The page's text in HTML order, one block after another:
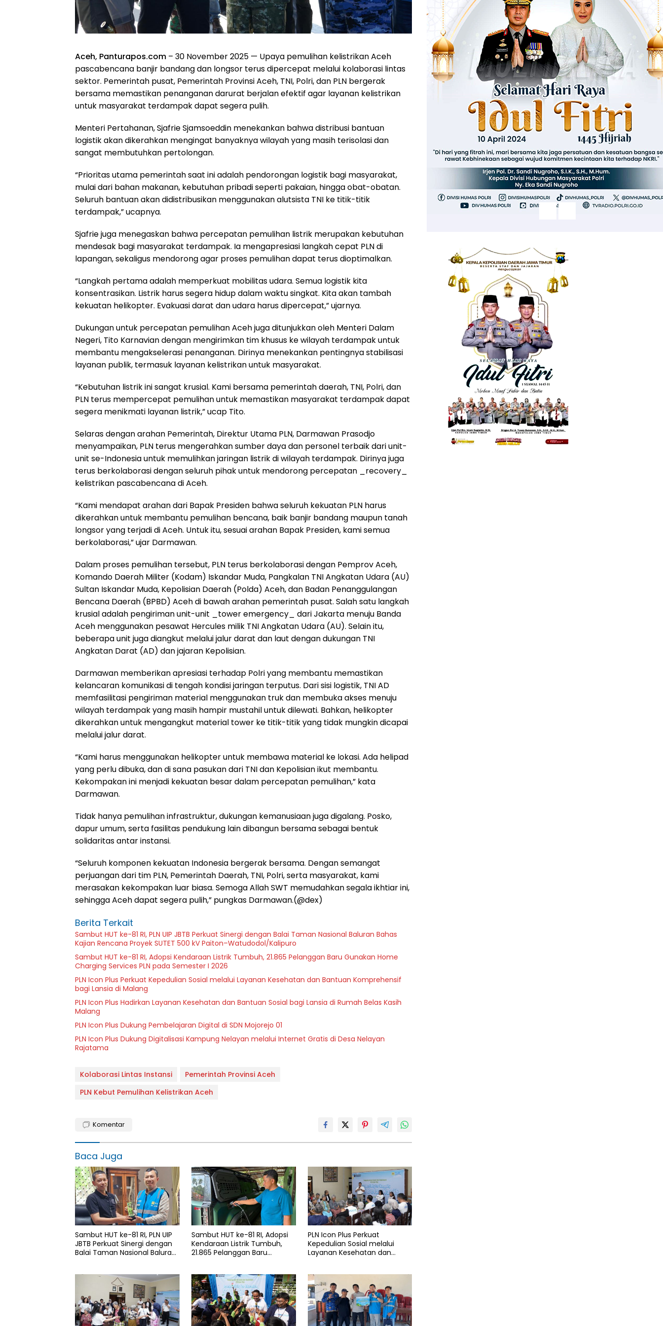
Aceh, Panturapos.com – 30 November 2025 — Upaya pemulihan kelistrikan Aceh
pascabencana banjir bandang dan longsor terus dipercepat melalui kolaborasi lintas
sektor. Pemerintah pusat, Pemerintah Provinsi Aceh, TNI, Polri, dan PLN bergerak
bersama memastikan penanganan darurat berjalan efektif agar layanan kelistrikan
untuk masyarakat terdampak dapat segera pulih.
Menteri Pertahanan, Sjafrie Sjamsoeddin menekankan bahwa distribusi bantuan
logistik akan dikerahkan mengingat banyaknya wilayah yang masih terisolasi dan
sangat membutuhkan pertolongan.
“Prioritas utama pemerintah saat ini adalah pendorongan logistik bagi masyarakat,
mulai dari bahan makanan, kebutuhan pribadi seperti pakaian, hingga obat-obatan.
Seluruh bantuan akan didistribusikan menggunakan alutsista TNI ke titik-titik
terdampak,” ucapnya.
Sjafrie juga menegaskan bahwa percepatan pemulihan listrik merupakan kebutuhan
mendesak bagi masyarakat terdampak. Ia mengapresiasi langkah cepat PLN di
lapangan, sekaligus mendorong agar proses pemulihan dapat terus dioptimalkan.
“Langkah pertama adalah memperkuat mobilitas udara. Semua logistik kita
konsentrasikan. Listrik harus segera hidup dalam waktu singkat. Kita akan tambah
kekuatan helikopter. Evakuasi darat dan udara harus dipercepat,” ujarnya.
Dukungan untuk percepatan pemulihan Aceh juga ditunjukkan oleh Menteri Dalam
Negeri, Tito Karnavian dengan mengirimkan tim khusus ke wilayah terdampak untuk
membantu mengakselerasi penanganan. Dirinya menekankan pentingnya stabilisasi
layanan publik, termasuk layanan kelistrikan untuk masyarakat.
“Kebutuhan listrik ini sangat krusial. Kami bersama pemerintah daerah, TNI, Polri, dan
PLN terus mempercepat pemulihan untuk memastikan masyarakat terdampak dapat
segera menikmati layanan listrik,” ucap Tito.
Selaras dengan arahan Pemerintah, Direktur Utama PLN, Darmawan Prasodjo
menyampaikan, PLN terus mengerahkan sumber daya dan personel terbaik dari unit-
unit se-Indonesia untuk memulihkan jaringan listrik di wilayah terdampak. Dirinya juga
terus berkolaborasi dengan seluruh pihak untuk mendorong percepatan _recovery_
kelistrikan pascabencana di Aceh.
“Kami mendapat arahan dari Bapak Presiden bahwa seluruh kekuatan PLN harus
dikerahkan untuk membantu pemulihan bencana, baik banjir bandang maupun tanah
longsor yang terjadi di Aceh. Untuk itu, sesuai arahan Bapak Presiden, kami semua
berkolaborasi,” ujar Darmawan.
Dalam proses pemulihan tersebut, PLN terus berkolaborasi dengan Pemprov Aceh,
Komando Daerah Militer (Kodam) Iskandar Muda, Pangkalan TNI Angkatan Udara (AU)
Sultan Iskandar Muda, Kepolisian Daerah (Polda) Aceh, dan Badan Penanggulangan
Bencana Daerah (BPBD) Aceh di bawah arahan pemerintah pusat. Salah satu langkah
krusial adalah pengiriman unit-unit _tower emergency_ dari Jakarta menuju Banda
Aceh menggunakan pesawat Hercules milik TNI Angkatan Udara (AU). Selain itu,
beberapa unit juga diangkut melalui jalur darat dan laut dengan dukungan TNI
Angkatan Darat (AD) dan jajaran Kepolisian.
Darmawan memberikan apresiasi terhadap Polri yang membantu memastikan
kelancaran komunikasi di tengah kondisi jaringan terputus. Dari sisi logistik, TNI AD
memfasilitasi pengiriman material menggunakan truk dan membuka akses menuju
wilayah terdampak yang masih hampir mustahil untuk dilewati. Bahkan, helikopter
dikerahkan untuk mengangkut material tower ke titik-titik yang tidak mungkin dicapai
melalui jalur darat.
“Kami harus menggunakan helikopter untuk membawa material ke lokasi. Ada helipad
yang perlu dibuka, dan di sana pasukan dari TNI dan Kepolisian ikut membantu.
Kekompakan ini menjadi kekuatan besar dalam percepatan pemulihan,” kata
Darmawan.
Tidak hanya pemulihan infrastruktur, dukungan kemanusiaan juga digalang. Posko,
dapur umum, serta fasilitas pendukung lain dibangun bersama sebagai bentuk
solidaritas antar instansi.
“Seluruh komponen kekuatan Indonesia bergerak bersama. Dengan semangat
perjuangan dari tim PLN, Pemerintah Daerah, TNI, Polri, serta masyarakat, kami
merasakan kekompakan luar biasa. Semoga Allah SWT memudahkan segala ikhtiar ini,
sehingga Aceh dapat segera pulih,” pungkas Darmawan.(@dex)
Berita Terkait
Sambut HUT ke-81 RI, PLN UIP JBTB Perkuat Sinergi dengan Balai Taman Nasional Baluran Bahas
Kajian Rencana Proyek SUTET 500 kV Paiton–Watudodol/Kalipuro
Sambut HUT ke-81 RI, Adopsi Kendaraan Listrik Tumbuh, 21.865 Pelanggan Baru Gunakan Home
Charging Services PLN pada Semester I 2026
PLN Icon Plus Perkuat Kepedulian Sosial melalui Layanan Kesehatan dan Bantuan Komprehensif
bagi Lansia di Malang
PLN Icon Plus Hadirkan Layanan Kesehatan dan Bantuan Sosial bagi Lansia di Rumah Belas Kasih
Malang
PLN Icon Plus Dukung Pembelajaran Digital di SDN Mojorejo 01
PLN Icon Plus Dukung Digitalisasi Kampung Nelayan melalui Internet Gratis di Desa Nelayan
Rajatama
Kolaborasi Lintas Instansi
Pemerintah Provinsi Aceh
PLN Kebut Pemulihan Kelistrikan Aceh
Komentar
Baca Juga
Sambut HUT ke-81 RI, PLN UIP
JBTB Perkuat Sinergi dengan
Balai Taman Nasional Baluran
Watudodol/Kalipuro
Sambut HUT ke-81 RI, Adopsi
Kendaraan Listrik Tumbuh,
21.865 Pelanggan Baru
2026
PLN Icon Plus Perkuat
Kepedulian Sosial melalui
Layanan Kesehatan dan